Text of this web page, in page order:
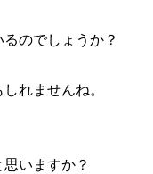
のでしょうか？
れませんね。
いますか？